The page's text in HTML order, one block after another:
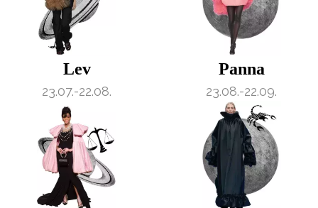
Lev
23.07.-22.08.
Panna
23.08.-22.09.